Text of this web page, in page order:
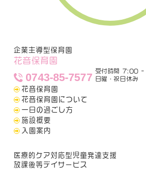
企業主導型保育園
花音保育園
0743-85-7577
受付時間 7:00
日曜・祝日休み
花音保育園
花音保育園について
一日の過ごし方
施設概要
入園案内
医療的ケア対応型児童発達支援
放課後等デイサービス